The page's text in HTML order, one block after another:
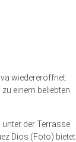
wiedereröffnet.
einem beliebten
der Terrasse
Dios (Foto) bietet